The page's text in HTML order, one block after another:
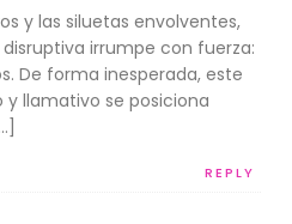
REPLY
y las siluetas envolventes,
irrumpe con fuerza:
De forma inesperada, este
llamativo se posiciona